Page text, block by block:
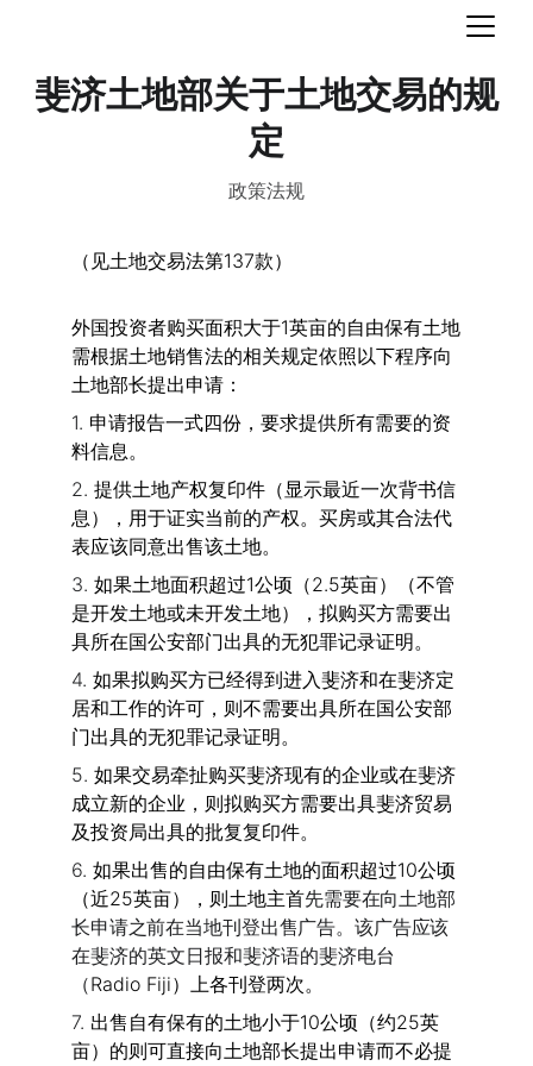
斐济土地部关于土地交易的规
定
政策法规
（见土地交易法第137款）
外国投资者购买面积大于1英亩的自由保有土地
需根据土地销售法的相关规定依照以下程序向
土地部长提出申请：
1. 申请报告一式四份，要求提供所有需要的资
料信息。
2. 提供土地产权复印件（显示最近一次背书信
息），用于证实当前的产权。买房或其合法代
表应该同意出售该土地。
3. 如果土地面积超过1公顷（2.5英亩）（不管
是开发土地或未开发土地），拟购买方需要出
具所在国公安部门出具的无犯罪记录证明。
4. 如果拟购买方已经得到进入斐济和在斐济定
居和工作的许可，则不需要出具所在国公安部
门出具的无犯罪记录证明。
5. 如果交易牵扯购买斐济现有的企业或在斐济
成立新的企业，则拟购买方需要出具斐济贸易
及投资局出具的批复复印件。
6. 如果出售的自由保有土地的面积超过10公顷
（近25英亩），则土地主首先需要在向土地部
长申请之前在当地刊登出售广告。该广告应该
在斐济的英文日报和斐济语的斐济电台
（Radio Fiji）上各刊登两次。
7. 出售自有保有的土地小于10公顷（约25英
亩）的则可直接向土地部长提出申请而不必提